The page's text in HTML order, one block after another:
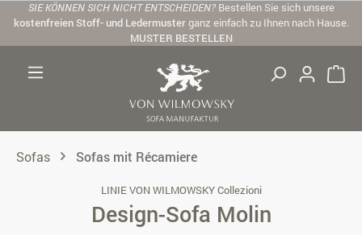
Zum Hauptinhalt springen
SIE KÖNNEN SICH NICHT ENTSCHEIDEN? Bestellen Sie sich unsere
kostenfreien Stoff- und Ledermusterganz einfach zu Ihnen nach Hause.
MUSTER BESTELLEN
Sofas Sofas mit Récamiere
LINIE VON WILMOWSKY Collezioni
Design-Sofa Molin